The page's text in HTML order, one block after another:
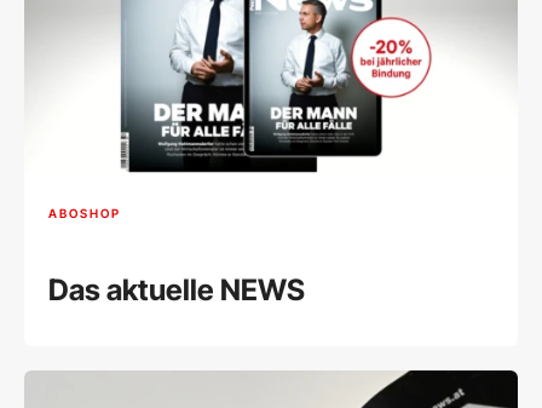
ABOSHOP
Das aktuelle NEWS